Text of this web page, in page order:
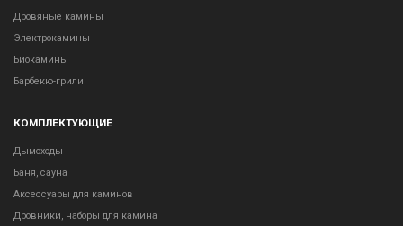
Дровяные камины
Электрокамины
Биокамины
Барбекю-грили
КОМПЛЕКТУЮЩИЕ
Дымоходы
Баня, сауна
Аксессуары для каминов
Дровники, наборы для камина